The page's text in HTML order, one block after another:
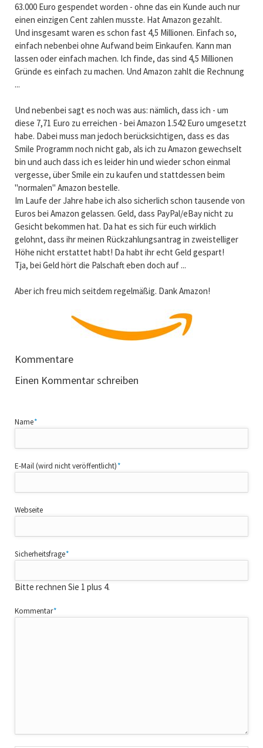
63.000 Euro gespendet worden - ohne das ein Kunde auch nur
einen einzigen Cent zahlen musste. Hat Amazon gezahlt.
Und insgesamt waren es schon fast 4,5 Millionen. Einfach so,
einfach nebenbei ohne Aufwand beim Einkaufen. Kann man
lassen oder einfach machen. Ich finde, das sind 4,5 Millionen
Gründe es einfach zu machen. Und Amazon zahlt die Rechnung
...
Und nebenbei sagt es noch was aus: nämlich, dass ich - um
diese 7,71 Euro zu erreichen - bei Amazon 1.542 Euro umgesetzt
habe. Dabei muss man jedoch berücksichtigen, dass es das
Smile Programm noch nicht gab, als ich zu Amazon gewechselt
bin und auch dass ich es leider hin und wieder schon einmal
vergesse, über Smile ein zu kaufen und stattdessen beim
"normalen" Amazon bestelle.
Im Laufe der Jahre habe ich also sicherlich schon tausende von
Euros bei Amazon gelassen. Geld, dass PayPal/eBay nicht zu
Gesicht bekommen hat. Da hat es sich für euch wirklich
gelohnt, dass ihr meinen Rückzahlungsantrag in zweistelliger
Höhe nicht erstattet habt! Da habt ihr echt Geld gespart!
Tja, bei Geld hört die Palschaft eben doch auf ...
Aber ich freu mich seitdem regelmäßig. Dank Amazon!
Kommentare
Einen Kommentar schreiben
Pflichtfeld
Name*
Pflichtfeld
E-Mail (wird nicht veröffentlicht)*
Webseite
Pflichtfeld
Sicherheitsfrage*
Bitte rechnen Sie 1 plus 4.
Pflichtfeld
Kommentar*